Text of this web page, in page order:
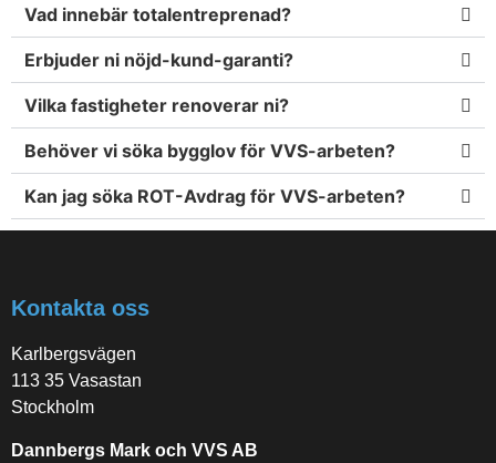
Vad innebär totalentreprenad?
Erbjuder ni nöjd-kund-garanti?
Vilka fastigheter renoverar ni?
Behöver vi söka bygglov för VVS-arbeten?
Kan jag söka ROT-Avdrag för VVS-arbeten?
Kontakta oss
Karlbergsvägen
113 35 Vasastan
Stockholm
Dannbergs Mark och VVS AB